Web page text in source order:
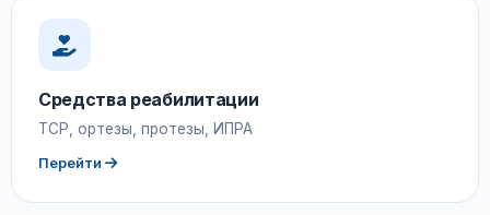
Средства реабилитации
ТСР, ортезы, протезы, ИПРА
Перейти